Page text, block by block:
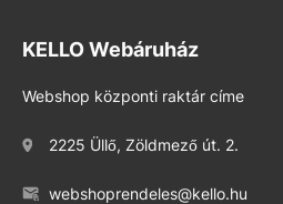
KELLO Webáruház
Webshop központi raktár címe
2225 Üllő, Zöldmező út. 2.
webshoprendeles@kello.hu